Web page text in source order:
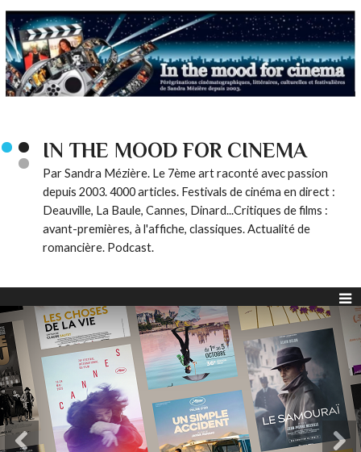
IN THE MOOD FOR CINEMA
Par Sandra Mézière. Le 7ème art raconté avec passion
depuis 2003. 4000 articles. Festivals de cinéma en direct :
Deauville, La Baule, Cannes, Dinard...Critiques de films :
avant-premières, à l'affiche, classiques. Actualité de
romancière. Podcast.